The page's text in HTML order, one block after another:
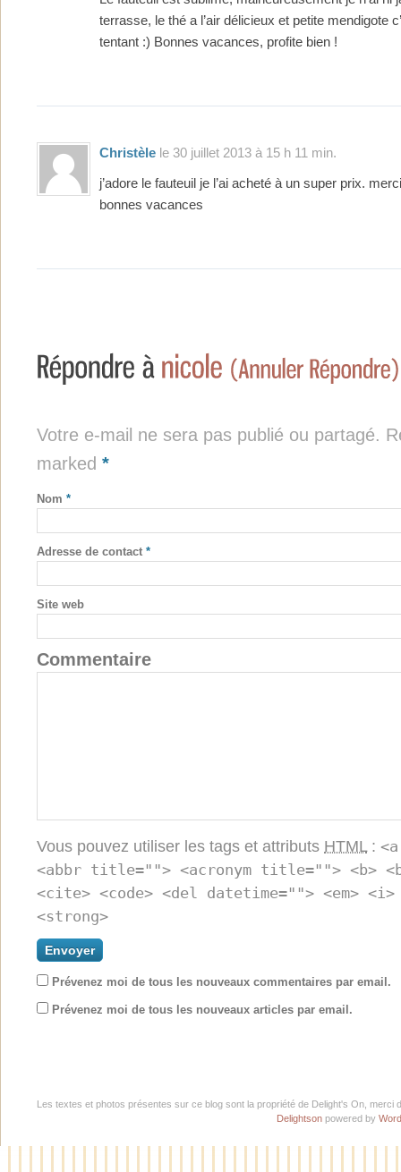
terrasse, le thé a l’air délicieux et petite mendigote
tentant :) Bonnes vacances, profite bien !
Christèle le 30 juillet 2013 à 15 h 11 min.
j’adore le fauteuil je l’ai acheté à un super prix.
bonnes vacances
Votre e-mail ne sera pas publié ou partagé.
marked *
Nom *
Adresse de contact *
Site web
Commentaire
Vous pouvez utiliser les tags et attributs HTML :
<abbr title=""> <acronym title=""> <b>
<cite> <code> <del datetime=""> <em>
<strong>
Prévenez moi de tous les nouveaux commentaires par email.
Prévenez moi de tous les nouveaux articles par email.
Les textes et photos présentes sur ce blog sont la propriété de Delight's On,
Delightson powered by